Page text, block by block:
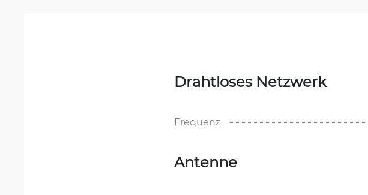
Drahtloses Netzwerk
Frequenz
Antenne